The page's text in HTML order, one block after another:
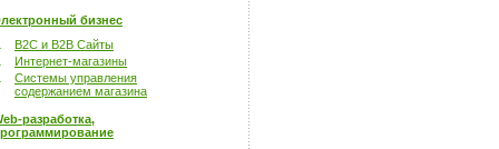
бизнес
B2C и B2B Сайты
Интернет-магазины
Системы управления
содержанием магазина
разработка,